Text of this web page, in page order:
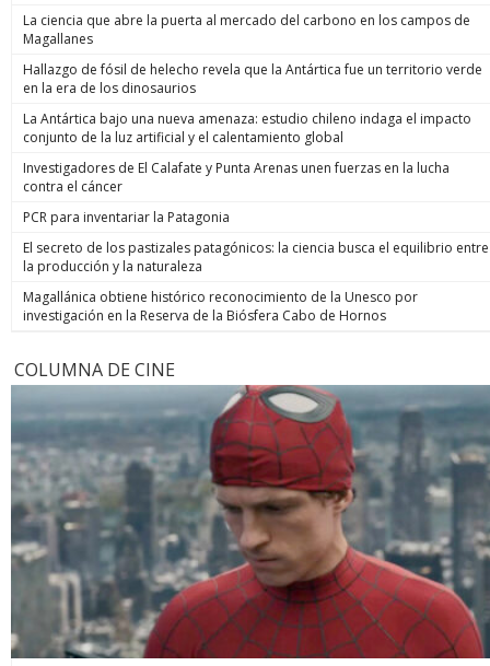
La ciencia que abre la puerta al mercado del carbono en los campos de
Magallanes
Hallazgo de fósil de helecho revela que la Antártica fue un territorio verde
en la era de los dinosaurios
La Antártica bajo una nueva amenaza: estudio chileno indaga el impacto
conjunto de la luz artificial y el calentamiento global
Investigadores de El Calafate y Punta Arenas unen fuerzas en la lucha
contra el cáncer
PCR para inventariar la Patagonia
El secreto de los pastizales patagónicos: la ciencia busca el equilibrio entre
la producción y la naturaleza
Magallánica obtiene histórico reconocimiento de la Unesco por
investigación en la Reserva de la Biósfera Cabo de Hornos
COLUMNA DE CINE